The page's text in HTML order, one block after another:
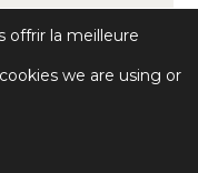
offrir la meilleure
we are using or
la bannière des cookies